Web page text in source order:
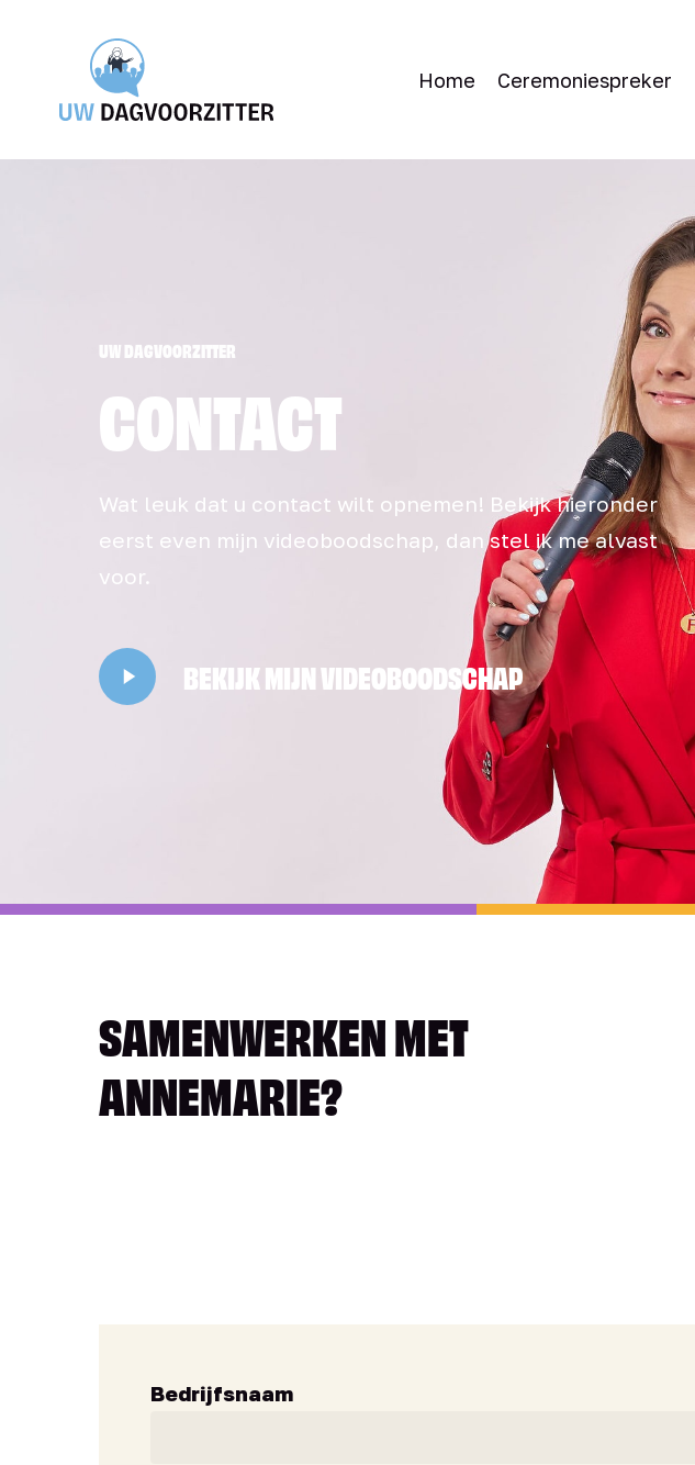
content
Home Ceremoniespreker
UW DAGVOORZITTER
CONTACT
Wat leuk dat u contact wilt opnemen! Bekijk hieronder
eerst even mijn videoboodschap, dan stel ik me alvast
voor.
Play
Video
BEKIJK MIJN VIDEOBOODSCHAP
SAMENWERKEN MET
ANNEMARIE?
Bedrijfsnaam